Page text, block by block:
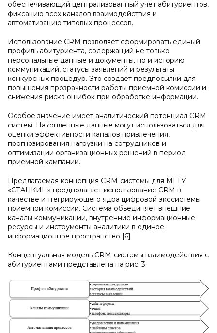
обеспечивающий централизованный учет абитуриентов,
фиксацию всех каналов взаимодействия и
автоматизацию типовых процессов.
Использование CRM позволяет сформировать единый
профиль абитуриента, содержащий не только
персональные данные и документы, но и историю
коммуникаций, статусы заявлений и результаты
конкурсных процедур. Это создает предпосылки для
повышения прозрачности работы приемной комиссии и
снижения риска ошибок при обработке информации.
Особое значение имеет аналитический потенциал CRM-
систем. Накопленные данные могут использоваться для
оценки эффективности каналов привлечения,
прогнозирования нагрузки на сотрудников и
оптимизации организационных решений в период
приемной кампании.
Предлагаемая концепция CRM-системы для МГТУ
«СТАНКИН» предполагает использование CRM в
качестве интегрирующего ядра цифровой экосистемы
приемной комиссии. Система объединяет внешние
каналы коммуникации, внутренние информационные
ресурсы и инструменты аналитики в единое
информационное пространство [6].
Концептуальная модель CRM-системы взаимодействия с
абитуриентами представлена на рис. 3.